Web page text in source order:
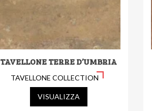
TAVELLONE TERRE D’UMBRIA
TAVELLONE COLLECTION
VISUALIZZA